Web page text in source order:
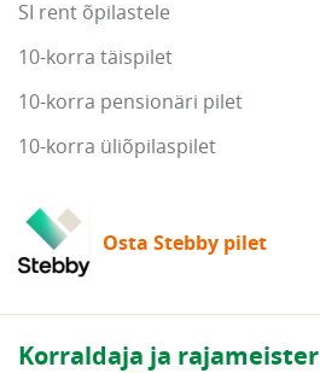
SI rent õpilastele
10-korra täispilet
10-korra pensionäri pilet
10-korra üliõpilaspilet
Osta Stebby pilet
Korraldaja ja rajameister